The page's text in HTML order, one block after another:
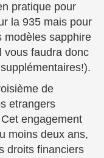
pratique pour
la 935 mais pour
modèles sapphire
vous faudra donc
de
etrangers
engagement
moins deux ans,
droits financiers